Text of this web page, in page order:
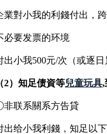
業對小我的利錢付出，
必要发票的环境
出小我500元/次（或逐
（2）知足债資等兒童玩具,
联系關系方告貸
出给小我利錢，知足以